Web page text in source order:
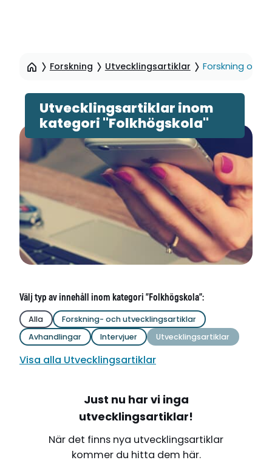
sidinnehåll
Forskning Utvecklingsartiklar Forskning och
Utvecklingsartiklar inom
kategori "Folkhögskola"
Välj typ av innehåll inom kategori "Folkhögskola":
Alla
Forskning- och utvecklingsartiklar
Avhandlingar
Intervjuer Utvecklingsartiklar
Visa alla Utvecklingsartiklar
Just nu har vi inga
utvecklingsartiklar!
När det finns nya utvecklingsartiklar
kommer du hitta dem här.